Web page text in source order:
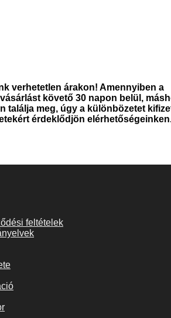
verhetetlen árakon! Amennyiben a
követő 30 napon belül,
találja meg, úgy a különbözetet
érdeklődjön
feltételek